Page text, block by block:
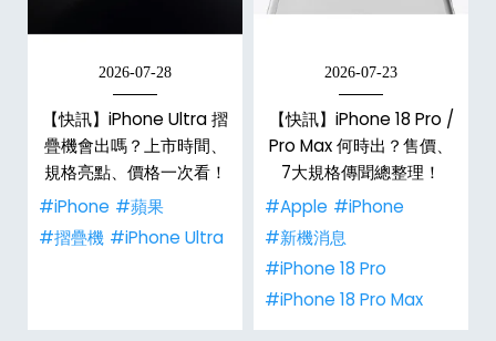
2026-07-28
【快訊】iPhone Ultra 摺
疊機會出嗎？上市時間、
規格亮點、價格一次看！
#iPhone #蘋果
#摺疊機 #iPhone Ultra
2026-07-23
【快訊】iPhone 18 Pro /
Pro Max 何時出？售價、
7大規格傳聞總整理！
#Apple #iPhone
#新機消息
#iPhone 18 Pro
#iPhone 18 Pro Max